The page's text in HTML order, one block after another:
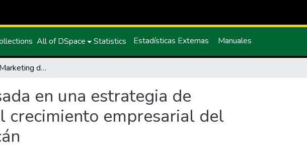
All of DSpace Statistics Estadísticas Externas Manuales
La gestión de Marketing de servicios basada en una estrategia de Marketing relacional y su incidencia en el crecimiento empresarial del sector odontológico de la ciudad de Tulcán
en una estrategia de
crecimiento empresarial del